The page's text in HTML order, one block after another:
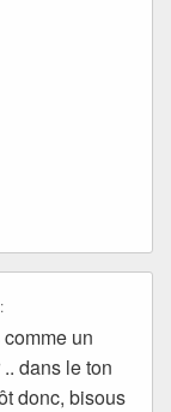
un
dans le ton
donc, bisous